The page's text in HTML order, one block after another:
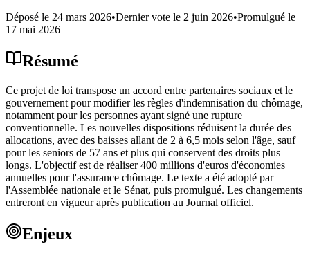
Déposé le 24 mars 2026•Dernier vote le 2 juin 2026•Promulgué le
17 mai 2026
Résumé
Ce projet de loi transpose un accord entre partenaires sociaux et le
gouvernement pour modifier les règles d'indemnisation du chômage,
notamment pour les personnes ayant signé une rupture
conventionnelle. Les nouvelles dispositions réduisent la durée des
allocations, avec des baisses allant de 2 à 6,5 mois selon l'âge, sauf
pour les seniors de 57 ans et plus qui conservent des droits plus
longs. L'objectif est de réaliser 400 millions d'euros d'économies
annuelles pour l'assurance chômage. Le texte a été adopté par
l'Assemblée nationale et le Sénat, puis promulgué. Les changements
entreront en vigueur après publication au Journal officiel.
Enjeux